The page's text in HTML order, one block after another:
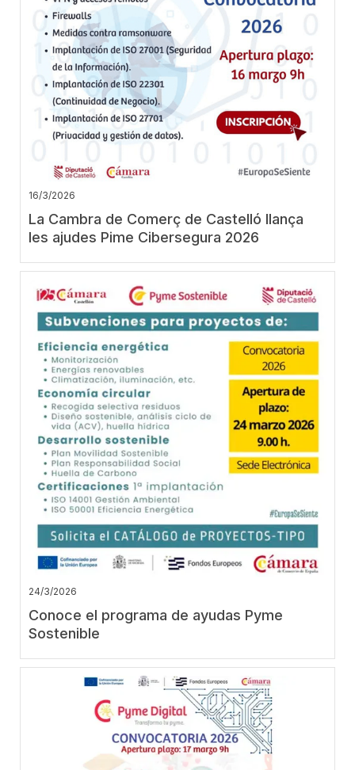
16/3/2026
La Cambra de Comerç de Castelló llança
les ajudes Pime Cibersegura 2026
24/3/2026
Conoce el programa de ayudas Pyme
Sostenible